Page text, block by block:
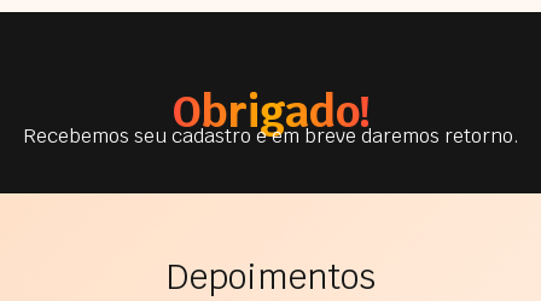
Obrigado!
Recebemos seu cadastro e em breve daremos retorno.
Depoimentos